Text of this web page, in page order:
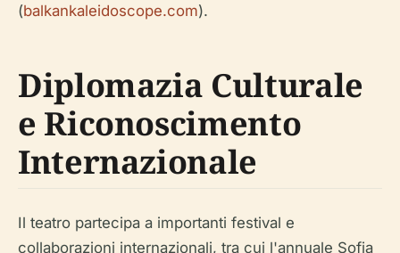
(balkankaleidoscope.com).
Diplomazia Culturale
e Riconoscimento
Internazionale
Il teatro partecipa a importanti festival e
collaborazioni internazionali, tra cui l'annuale Sofia